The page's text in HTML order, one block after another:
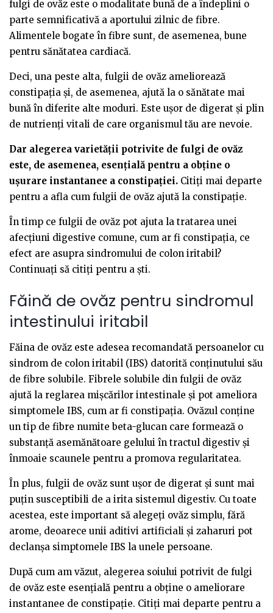
fulgi de ovăz este o modalitate bună de a îndeplini o
parte semnificativă a aportului zilnic de fibre.
Alimentele bogate în fibre sunt, de asemenea, bune
pentru sănătatea cardiacă.
Deci, una peste alta, fulgii de ovăz ameliorează
constipația și, de asemenea, ajută la o sănătate mai
bună în diferite alte moduri. Este ușor de digerat și plin
de nutrienți vitali de care organismul tău are nevoie.
Dar alegerea varietății potrivite de fulgi de ovăz
este, de asemenea, esențială pentru a obține o
ușurare instantanee a constipației. Citiți mai departe
pentru a afla cum fulgii de ovăz ajută la constipație.
În timp ce fulgii de ovăz pot ajuta la tratarea unei
afecțiuni digestive comune, cum ar fi constipația, ce
efect are asupra sindromului de colon iritabil?
Continuați să citiți pentru a ști.
Făină de ovăz pentru sindromul
intestinului iritabil
Făina de ovăz este adesea recomandată persoanelor cu
sindrom de colon iritabil (IBS) datorită conținutului său
de fibre solubile. Fibrele solubile din fulgii de ovăz
ajută la reglarea mișcărilor intestinale și pot ameliora
simptomele IBS, cum ar fi constipația. Ovăzul conține
un tip de fibre numite beta-glucan care formează o
substanță asemănătoare gelului în tractul digestiv și
înmoaie scaunele pentru a promova regularitatea.
În plus, fulgii de ovăz sunt ușor de digerat și sunt mai
puțin susceptibili de a irita sistemul digestiv. Cu toate
acestea, este important să alegeți ovăz simplu, fără
arome, deoarece unii aditivi artificiali și zaharuri pot
declanșa simptomele IBS la unele persoane.
După cum am văzut, alegerea soiului potrivit de fulgi
de ovăz este esențială pentru a obține o ameliorare
instantanee de constipație. Citiți mai departe pentru a